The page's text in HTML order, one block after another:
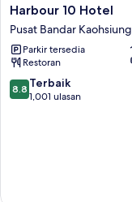
Harbour
10
Hotel
Pusat
Bandar
Kaohsiung
Harbour 10 Hotel
Pusat Bandar Kaohsiung
Parkir tersedia
Restoran
8.8
daripada
8.8 Terbaik
1,001 ulasan